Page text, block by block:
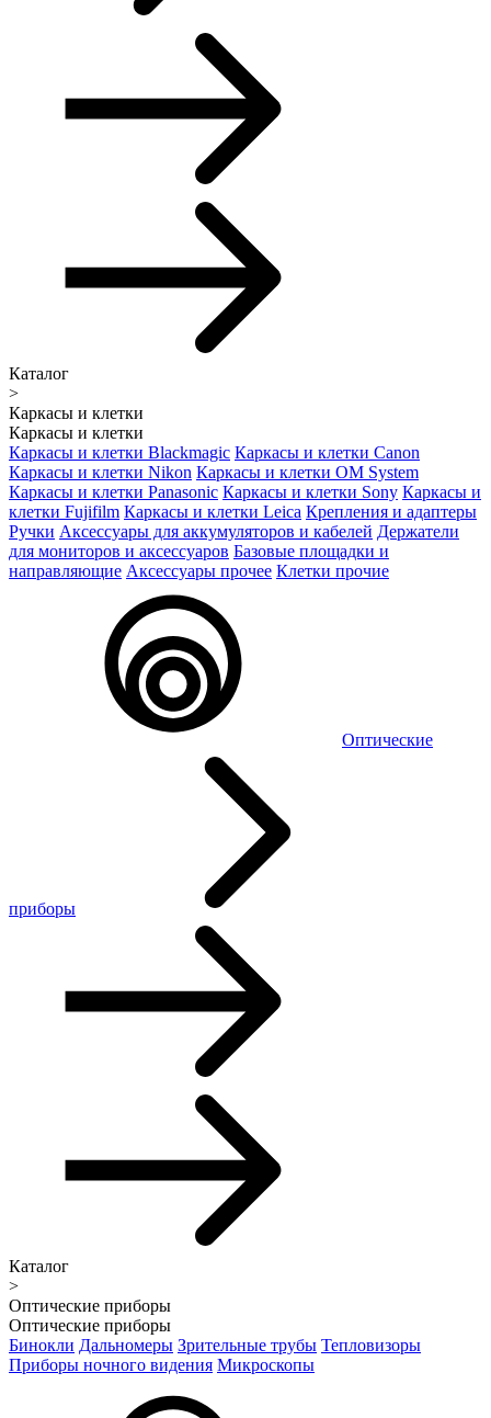
Каталог
>
Каркасы и клетки
Каркасы и клетки
Каркасы и клетки Blackmagic Каркасы и клетки Canon
Каркасы и клетки Nikon Каркасы и клетки OM System
Каркасы и клетки Panasonic Каркасы и клетки Sony Каркасы и
клетки Fujifilm Каркасы и клетки Leica Крепления и адаптеры
Ручки Аксессуары для аккумуляторов и кабелей Держатели
для мониторов и аксессуаров Базовые площадки и
направляющие Аксессуары прочее Клетки прочие
Оптические
приборы
Каталог
>
Оптические приборы
Оптические приборы
Бинокли Дальномеры Зрительные трубы Тепловизоры
Приборы ночного видения Микроскопы